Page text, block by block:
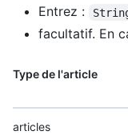
Entrez :
facultatif. En
Type de l'article
articles